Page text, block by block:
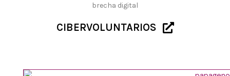
brecha digital
CIBERVOLUNTARIOS